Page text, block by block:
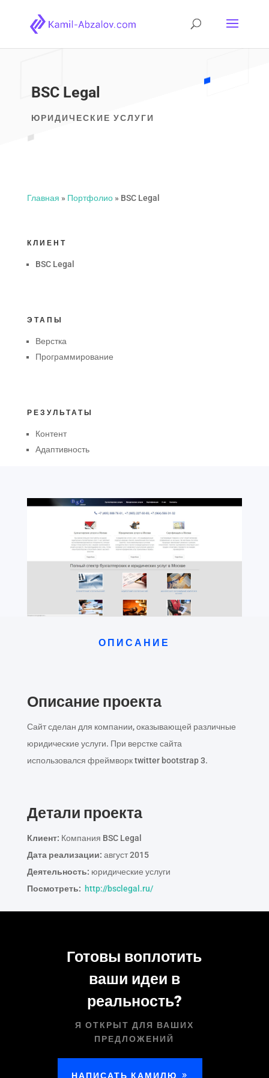
BSC Legal
ЮРИДИЧЕСКИЕ УСЛУГИ
Главная » Портфолио» BSC Legal
КЛИЕНТ
BSC Legal
ЭТАПЫ
Верстка
Программирование
РЕЗУЛЬТАТЫ
Контент
Адаптивность
ОПИСАНИЕ
Описание проекта
Сайт сделан для компании, оказывающей различные
юридические услуги. При верстке сайта
использовался фреймворк twitter bootstrap 3.
Детали проекта
Клиент: Компания BSC Legal
Дата реализации: август 2015
Деятельность: юридические услуги
Посмотреть: http://bsclegal.ru/
Готовы воплотить
ваши идеи в
реальность?
Я ОТКРЫТ ДЛЯ ВАШИХ
ПРЕДЛОЖЕНИЙ
НАПИСАТЬ КАМИЛЮ